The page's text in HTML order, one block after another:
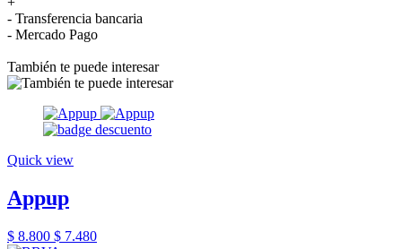
- Transferencia bancaria
- Mercado Pago
También te puede interesar
Quick view
Appup
$ 8.800 $ 7.480